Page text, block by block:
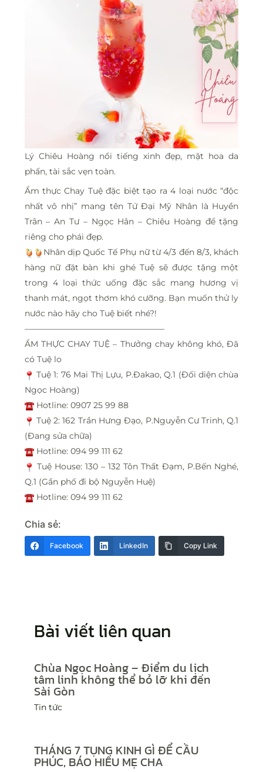
Lý Chiêu Hoàng nổi tiếng xinh đẹp, mặt hoa da
phấn, tài sắc vẹn toàn.
Ẩm thực Chay Tuệ đặc biệt tạo ra 4 loại nước “độc
nhất vô nhị” mang tên Tứ Đại Mỹ Nhân là Huyền
Trân – An Tư – Ngọc Hân – Chiêu Hoàng để tặng
riêng cho phái đẹp.
Nhân dịp Quốc Tế Phụ nữ từ 4/3 đến 8/3, khách
hàng nữ đặt bàn khi ghé Tuệ sẽ được tặng một
trong 4 loại thức uống đặc sắc mang hương vị
thanh mát, ngọt thơm khó cưỡng. Bạn muốn thử ly
nước nào hãy cho Tuệ biết nhé?!
—————————————————
ẨM THỰC CHAY TUỆ – Thưởng chay không khó, Đã
có Tuệ lo
Tuệ 1: 76 Mai Thị Lựu, P.Đakao, Q.1 (Đối diện chùa
Ngọc Hoàng)
Hotline: 0907 25 99 88
Tuệ 2: 162 Trần Hưng Đạo, P.Nguyễn Cư Trinh, Q.1
(Đang sửa chữa)
Hotline: 094 99 111 62
Tuệ House: 130 – 132 Tôn Thất Đạm, P.Bến Nghé,
Q.1 (Gần phố đi bộ Nguyễn Huệ)
Hotline: 094 99 111 62
Chia sẻ:
Facebook LinkedIn Copy Link
Bài viết liên quan
Chùa Ngọc Hoàng – Điểm du lịch
tâm linh không thể bỏ lỡ khi đến
Sài Gòn
Tin tức
THÁNG 7 TỤNG KINH GÌ ĐỂ CẦU
PHÚC, BÁO HIẾU MẸ CHA